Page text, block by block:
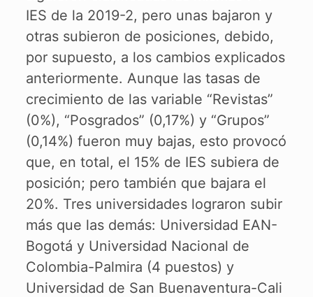
IES de la 2019-2, pero unas bajaron y
otras subieron de posiciones, debido,
por supuesto, a los cambios explicados
anteriormente. Aunque las tasas de
crecimiento de las variable “Revistas”
(0%), “Posgrados” (0,17%) y “Grupos”
(0,14%) fueron muy bajas, esto provocó
que, en total, el 15% de IES subiera de
posición; pero también que bajara el
20%. Tres universidades lograron subir
más que las demás: Universidad EAN-
Bogotá y Universidad Nacional de
Colombia-Palmira (4 puestos) y
Universidad de San Buenaventura-Cali